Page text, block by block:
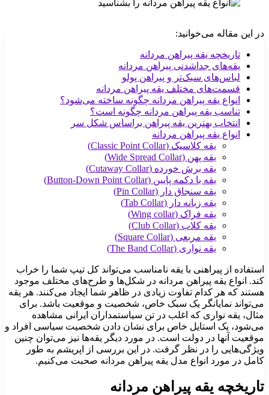
در این مقاله می‌خوانید:
تاریخچه یقه پیراهن مردانه
یقه‌های جداشدنی پیراهن مردانه
لباس‌های سبک‌تر و پیراهن پولو
قسمت‌های مختلف یقه پیراهن مردانه
انواع یقه پیراهن مردانه چگونه ساخته می‌شود؟
تناسب یقه پیراهن مردانه چگونه است؟
انتخاب بهترین یقه پیراهن براساس شکل سر
انواع یقه پیراهن مردانه
یقه کلاسیک (Classic Point Collar)
یقه پهن (Wide Spread Collar)
یقه برش خورده (Cutaway Collar)
یقه با دکمه پایین (Button-Down Point Collar)
یقه سنجاق دار (Pin Collar)
یقه زبانه دار (Tab Collar)
یقه فراک (Wing collar)
یقه کلاب (Club Collar)
یقه مربعی (Square Collar)
یقه نواری (The Band Collar)
استفاده از پیراهنی با یقه نامناسب می‌تواند کل تیپ شما را خراب
کند. انواع یقه پیراهن مردانه در شکل‌ها و طرح‌های مختلف موجود
هستند که هر کدام تفاوت زیادی در ظاهر شما ایجاد می‌کنند. هر یقه
می‌تواند نمایانگر یک سبک خاص، شخصیت و موقعیت باشد. برای
مثال، یقه نواری که اغلب در تن سیاستمداران ایرانی مشاهده
می‌شود، یک استایل خاص برای نشان دادن شخصیت سیاسی افراد و
موقعیت آنها در دولت است. در مورد دیگر یقه‌ها نیز می‌توان چنین
ویژگی‌هایی را در نظر گرفت. در این بررسی از اپریشم به طور
کامل در مورد انواع مدل یقه پیراهن مردانه صحبت می‌کنیم.
تاریخچه یقه پیراهن مردانه